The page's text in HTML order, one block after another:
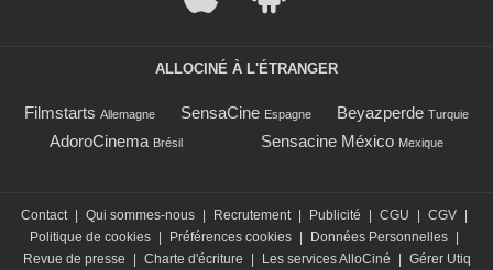
ALLOCINÉ À L'ÉTRANGER
Filmstarts Allemagne SensaCine Espagne Beyazperde Turquie
AdoroCinema Brésil Sensacine México Mexique
Contact Qui sommes-nous Recrutement Publicité CGU CGV
Politique de cookies
Préférences cookies Données Personnelles
Revue de presse
Charte d'écriture Les services AlloCiné Gérer Utiq